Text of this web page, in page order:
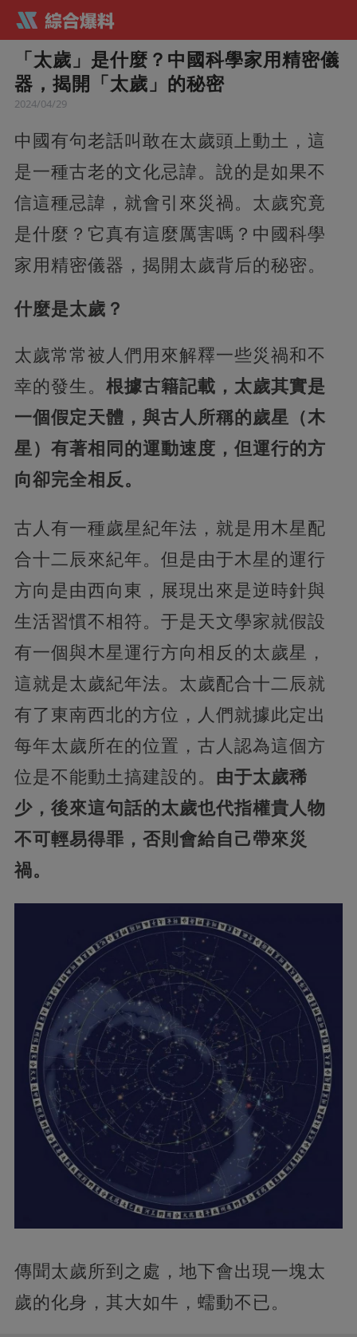
「太歲」是什麼？中國科學家用精密儀
器，揭開「太歲」的秘密
2024/04/29
中國有句老話叫敢在太歲頭上動土，這
是一種古老的文化忌諱。說的是如果不
信這種忌諱，就會引來災禍。太歲究竟
是什麼？它真有這麼厲害嗎？中國科學
家用精密儀器，揭開太歲背后的秘密。
什麼是太歲？
太歲常常被人們用來解釋一些災禍和不
幸的發生。 根據古籍記載，太歲其實是
一個假定天體，與古人所稱的歲星（木
星）有著相同的運動速度，但運行的方
向卻完全相反。
古人有一種歲星紀年法，就是用木星配
合十二辰來紀年。但是由于木星的運行
方向是由西向東，展現出來是逆時針與
生活習慣不相符。于是天文學家就假設
有一個與木星運行方向相反的太歲星，
這就是太歲紀年法。太歲配合十二辰就
有了東南西北的方位，人們就據此定出
每年太歲所在的位置，古人認為這個方
位是不能動土搞建設的。 由于太歲稀
少，後來這句話的太歲也代指權貴人物
不可輕易得罪，否則會給自己帶來災
禍。
傳聞太歲所到之處，地下會出現一塊太
歲的化身，其大如牛，蠕動不已。